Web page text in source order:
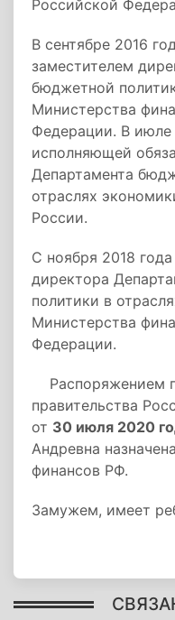
Российской
В сентябре 2016
заместителем
бюджетной
Министерства
Федерации. В июле
исполняющей
Департамента
отраслях
России.
С ноября 2018
директора
политики в
Министерства
Федерации.
Распоряжением
правительства
от 30 июля 2020
Андревна
финансов РФ.
Замужем, имеет